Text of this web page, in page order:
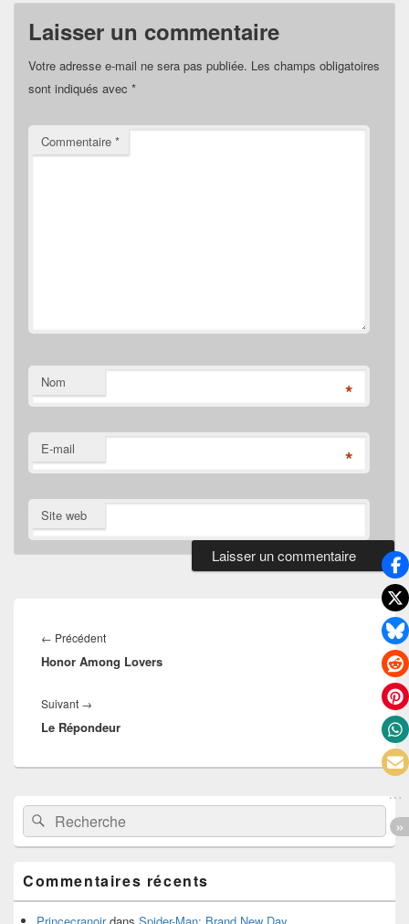
Laisser un commentaire
Votre adresse e-mail ne sera pas publiée. Les champs obligatoires
sont indiqués avec *
Commentaire *
Nom *
E-mail *
Site web
de
l’article
← PrécédentArticle
précédent :
Honor Among Lovers
Suivant →
suivant :
Le Répondeur
Zone
principale
de
widget
barre
latérale
Recherche :Rechercher
Commentaires récents
Princecranoirdans Spider-Man: Brand New Day